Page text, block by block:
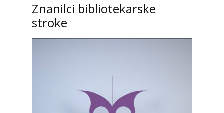
Znanilci bibliotekarske
stroke